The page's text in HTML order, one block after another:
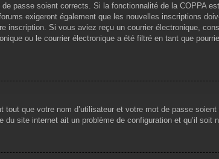
passe soient corrects. Si la fonctionnalité de la COPPA
exigeront également que les nouvelles inscriptions
inscription. Si vous aviez reçu un courrier électronique,
ou le courrier électronique a été filtré en tant que
que votre nom d’utilisateur et votre mot de passe
site internet ait un problème de configuration et qu’il soit